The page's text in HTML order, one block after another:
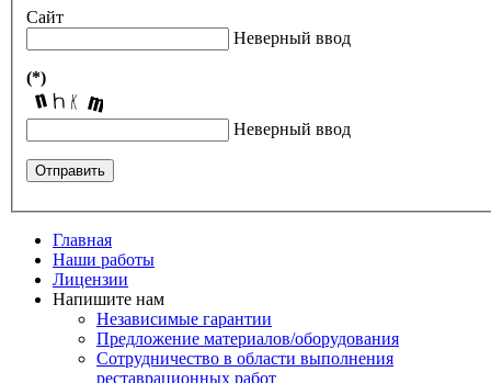
Сайт
Неверный ввод
(*)
Неверный ввод
Отправить
Главная
Наши работы
Лицензии
Напишите нам
Независимые гарантии
Предложение материалов/оборудования
Сотрудничество в области выполнения
реставрационных работ